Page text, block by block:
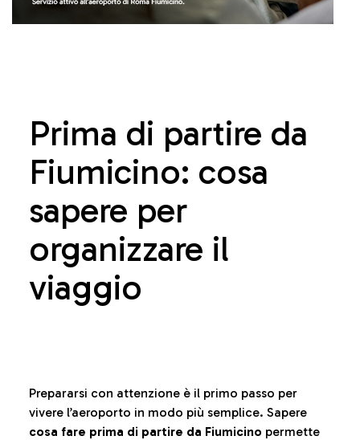
Prima di partire da
Fiumicino: cosa
sapere per
organizzare il
viaggio
Prepararsi con attenzione è il primo passo per
vivere l’aeroporto in modo più semplice. Sapere
cosa fare prima di partire da Fiumicino permette